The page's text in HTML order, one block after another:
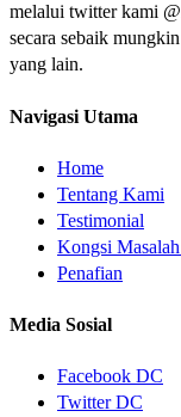
melalui twitter kami
secara sebaik
yang lain.
Navigasi Utama
Home
Tentang Kami
Testimonial
Kongsi
Penafian
Media Sosial
Facebook DC
Twitter DC